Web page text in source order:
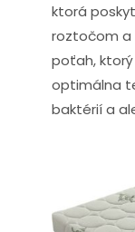
ktorá
roztočom a
poťah,
optimálna
baktérií a